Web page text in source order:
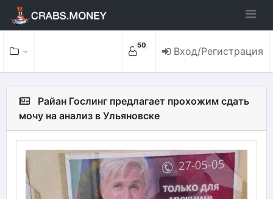
50 Вход/Регистрация
Райан Гослинг предлагает прохожим сдать
мочу на анализ в Ульяновске